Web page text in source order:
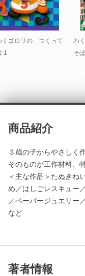
くゴロリの つくって
1
わ
そ
商品紹介
３歳の子からやさしく
そのものが工作材料、
＜主な作品＞たぬきね
め／はしごレスキュー
／ペーパージュエリー
など
著者情報